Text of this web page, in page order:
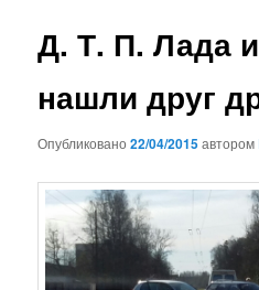
Д. Т. П. Лада
нашли друг
Опубликовано22/04/2015автором